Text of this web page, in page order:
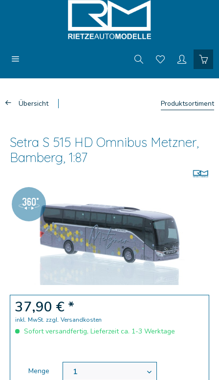
Übersicht Produktsortiment
Setra S 515 HD Omnibus Metzner,
Bamberg, 1:87
37,90 € *
inkl. MwSt. zzgl. Versandkosten
Sofort versandfertig, Lieferzeit ca. 1-3 Werktage
Menge